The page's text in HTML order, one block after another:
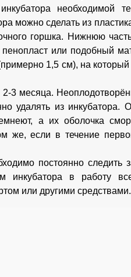
необходимой
можно сделать из
горшка. Нижнюю
пенопласт или подобный
1,5 см), на
3 месяца.
удалять из
а их оболочка
же, если в течение
постоянно
инкубатора в работу
или другими